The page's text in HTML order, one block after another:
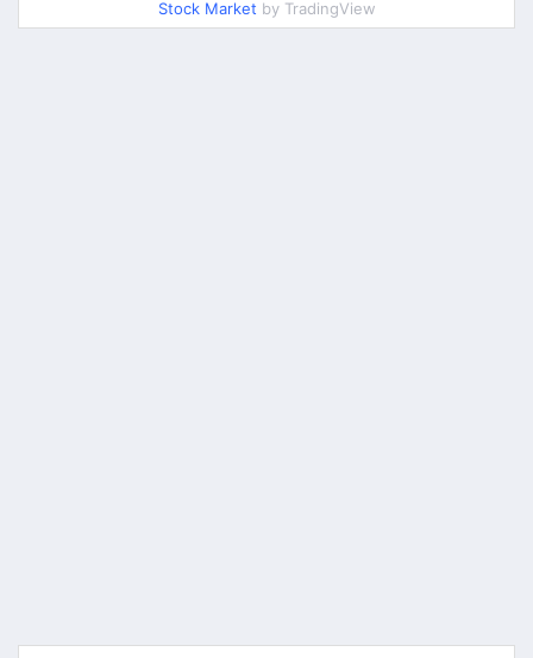
Stock Market by TradingView